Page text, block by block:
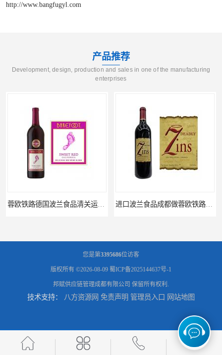
http://www.bangfugyl.com
产品推荐
Development, design, production and sales in one of the manufacturing
enterprises
蓉欧铁路德国波兰食品清关运输门到门 进口波兰食品成都做蓉欧铁路代理的公司
蓉欧铁路波兰罗兹食品成都清关物流 蓉欧铁路清关订柜公司，波兰德国蓉欧铁路门到门
您是第3395686位访客
版权所有 ©2026-08-09 蜀ICP备2025144637号-1
邦赋供应链管理成都有限公司 保留所有权利.
技术支持： 八方资源网 免责声明 管理员入口 网站地图